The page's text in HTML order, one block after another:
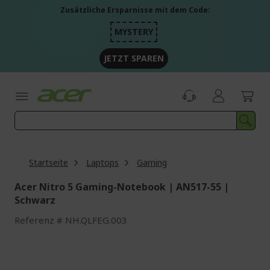
Zusätzliche Ersparnisse mit dem Code:
MYSTERY
JETZT SPAREN
Startseite Laptops Gaming
Acer Nitro 5 Gaming-Notebook | AN517-55 |
Schwarz
Referenz NH.QLFEG.003